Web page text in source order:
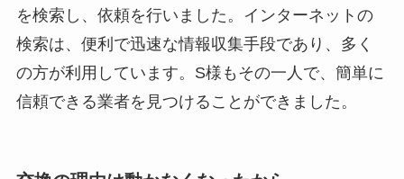
を検索し、依頼を行いました。インターネットの
検索は、便利で迅速な情報収集手段であり、多く
の方が利用しています。S様もその一人で、簡単に
信頼できる業者を見つけることができました。